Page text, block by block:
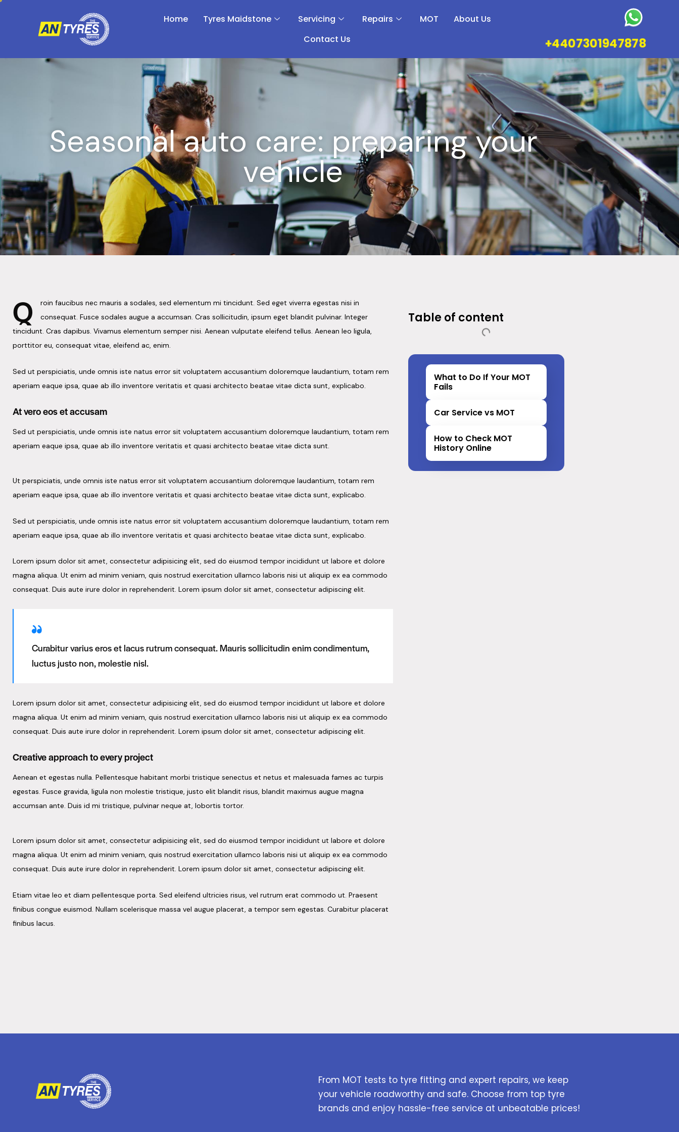
Home Tyres Maidstone Servicing Repairs MOT
About Us
Contact Us
+4407301947878
Seasonal auto care: preparing your
vehicle
Q
roin faucibus nec mauris a sodales, sed elementum mi tincidunt. Sed eget viverra egestas nisi in
consequat. Fusce sodales augue a accumsan. Cras sollicitudin, ipsum eget blandit pulvinar. Integer
tincidunt. Cras dapibus. Vivamus elementum semper nisi. Aenean vulputate eleifend tellus. Aenean leo ligula,
porttitor eu, consequat vitae, eleifend ac, enim.
Sed ut perspiciatis, unde omnis iste natus error sit voluptatem accusantium doloremque laudantium, totam rem
aperiam eaque ipsa, quae ab illo inventore veritatis et quasi architecto beatae vitae dicta sunt, explicabo.
At vero eos et accusam
Sed ut perspiciatis, unde omnis iste natus error sit voluptatem accusantium doloremque laudantium, totam rem
aperiam eaque ipsa, quae ab illo inventore veritatis et quasi architecto beatae vitae dicta sunt.
Ut perspiciatis, unde omnis iste natus error sit voluptatem accusantium doloremque laudantium, totam rem
aperiam eaque ipsa, quae ab illo inventore veritatis et quasi architecto beatae vitae dicta sunt, explicabo.
Sed ut perspiciatis, unde omnis iste natus error sit voluptatem accusantium doloremque laudantium, totam rem
aperiam eaque ipsa, quae ab illo inventore veritatis et quasi architecto beatae vitae dicta sunt, explicabo.
Lorem ipsum dolor sit amet, consectetur adipisicing elit, sed do eiusmod tempor incididunt ut labore et dolore
magna aliqua. Ut enim ad minim veniam, quis nostrud exercitation ullamco laboris nisi ut aliquip ex ea commodo
consequat. Duis aute irure dolor in reprehenderit. Lorem ipsum dolor sit amet, consectetur adipiscing elit.
Curabitur varius eros et lacus rutrum consequat. Mauris sollicitudin enim condimentum,
luctus justo non, molestie nisl.
Lorem ipsum dolor sit amet, consectetur adipisicing elit, sed do eiusmod tempor incididunt ut labore et dolore
magna aliqua. Ut enim ad minim veniam, quis nostrud exercitation ullamco laboris nisi ut aliquip ex ea commodo
consequat. Duis aute irure dolor in reprehenderit. Lorem ipsum dolor sit amet, consectetur adipiscing elit.
Creative approach to every project
Aenean et egestas nulla. Pellentesque habitant morbi tristique senectus et netus et malesuada fames ac turpis
egestas. Fusce gravida, ligula non molestie tristique, justo elit blandit risus, blandit maximus augue magna
accumsan ante. Duis id mi tristique, pulvinar neque at, lobortis tortor.
Lorem ipsum dolor sit amet, consectetur adipisicing elit, sed do eiusmod tempor incididunt ut labore et dolore
magna aliqua. Ut enim ad minim veniam, quis nostrud exercitation ullamco laboris nisi ut aliquip ex ea commodo
consequat. Duis aute irure dolor in reprehenderit. Lorem ipsum dolor sit amet, consectetur adipiscing elit.
Etiam vitae leo et diam pellentesque porta. Sed eleifend ultricies risus, vel rutrum erat commodo ut. Praesent
finibus congue euismod. Nullam scelerisque massa vel augue placerat, a tempor sem egestas. Curabitur placerat
finibus lacus.
Table of content
What to Do If Your MOT
Fails
Car Service vs MOT
How to Check MOT
History Online
From MOT tests to tyre fitting and expert repairs, we keep
your vehicle roadworthy and safe. Choose from top tyre
brands and enjoy hassle-free service at unbeatable prices!